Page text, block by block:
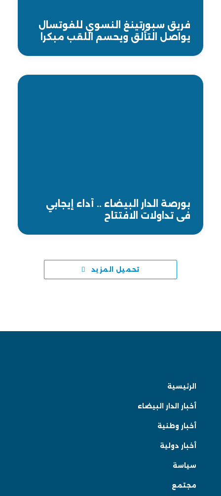
فريق سبورتينغ النسوي للفوتسال
يواصل التألق ويحسم اللقب مبكرا
بورصة الدار البيضاء .. أداء إيجابي
في تداولات الافتتاح
تحميل المزيد
الرئيسية
أخبار الدار البيضاء
أخبار وطنية
أخبار دولية
سياسة
مجتمع